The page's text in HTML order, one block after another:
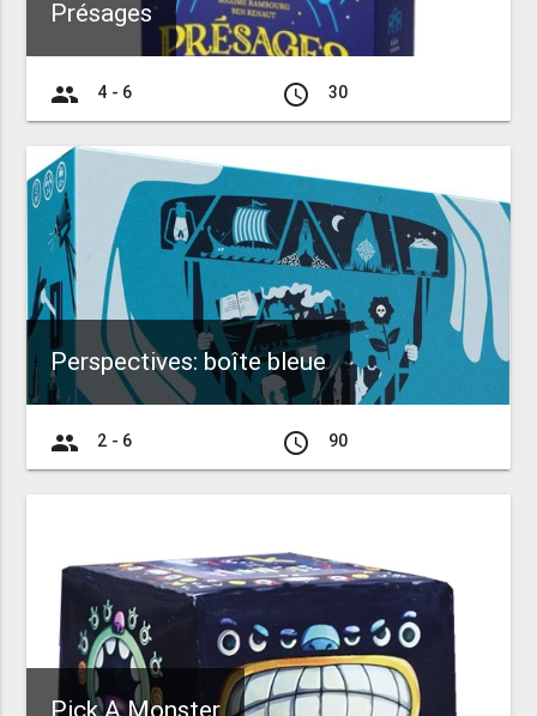
Présages
group 4 - 6 access_time 30
Perspectives: boîte bleue
group 2 - 6 access_time 90